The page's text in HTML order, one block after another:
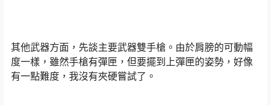
其他武器方面，先談主要武器雙手槍。由於肩膀的可動幅
度一樣，雖然手槍有彈匣，但要擺到上彈匣的姿勢，好像
有一點難度，我沒有夾硬嘗試了。